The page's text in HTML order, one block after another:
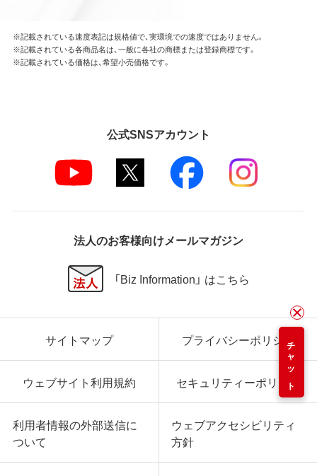
チャット
※記載されている速度表記は規格値で、実環境での速度ではありません。
※記載されている各商品名は、一般に各社の商標または登録商標です。
※記載されている価格は、希望小売価格です。
公式SNSアカウント
法人のお客様向けメールマガジン
「Biz Information」 はこちら
サイトマップ プライバシーポリシー
ウェブサイト利用規約 セキュリティーポリシー
利用者情報の外部送信に
ついて
ウェブアクセシビリティ
方針